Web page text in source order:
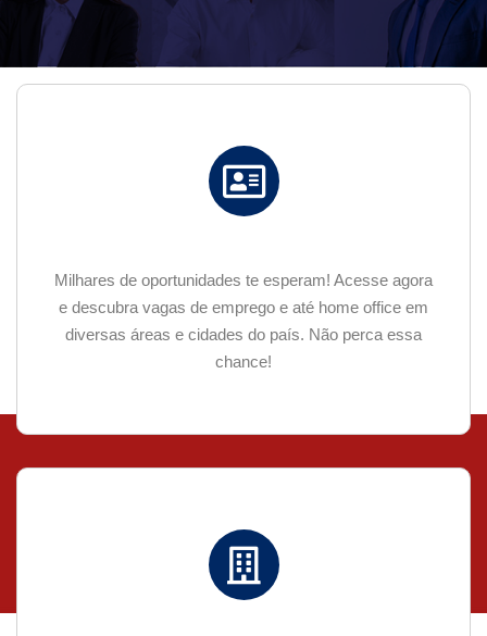
Milhares de oportunidades te esperam! Acesse agora
e descubra vagas de emprego e até home office em
diversas áreas e cidades do país. Não perca essa
chance!